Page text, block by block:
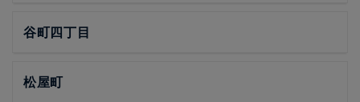
谷町四丁目
松屋町